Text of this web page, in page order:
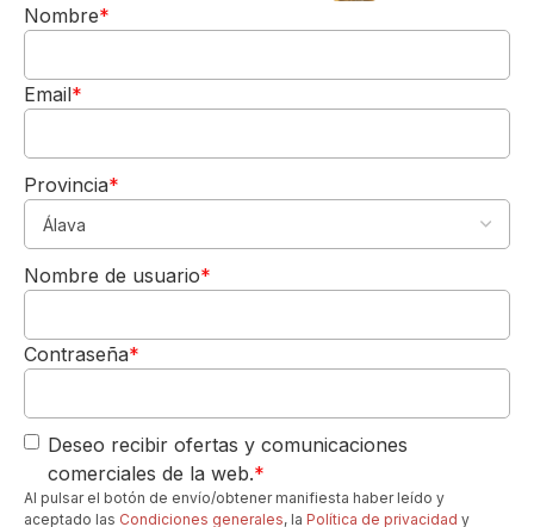
con
de
cabra
cebolla
caramelizada
Cocina
la
hamburguesa
ponle
encima
rodaja
de
queso
de
5,00€
DE REGALO
Para tu 1º pedido
Los quiero-->
Nombre*
Email*
Provincia*
Nombre de usuario*
Contraseña*
Deseo recibir ofertas y comunicaciones
comerciales de la web.*
Al pulsar el botón de envío/obtener manifiesta haber leído y
aceptado las Condiciones generales, la Política de privacidad y